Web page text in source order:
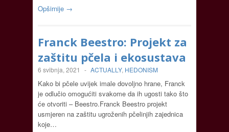
Opširnije →
Franck Beestro: Projekt za
zaštitu pčela i ekosustava
6 svibnja, 2021 - ACTUALLY, HEDONISM
Kako bi pčele uvijek imale dovoljno hrane, Franck
je odlučio omogućiti svakome da ih ugosti tako što
će otvoriti – Beestro.Franck Beestro projekt
usmjeren na zaštitu ugroženih pčelinjih zajednica
koje…